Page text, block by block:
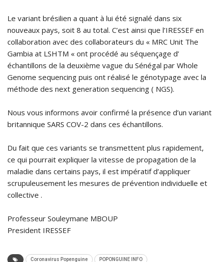
Le variant brésilien a quant à lui été signalé dans six
nouveaux pays, soit 8 au total. C’est ainsi que l’IRESSEF en
collaboration avec des collaborateurs du « MRC Unit The
Gambia at LSHTM « ont procédé au séquençage d’
échantillons de la deuxième vague du Sénégal par Whole
Genome sequencing puis ont réalisé le génotypage avec la
méthode des next generation sequencing ( NGS).
Nous vous informons avoir confirmé la présence d’un variant
britannique SARS COV-2 dans ces échantillons.
Du fait que ces variants se transmettent plus rapidement,
ce qui pourrait expliquer la vitesse de propagation de la
maladie dans certains pays, il est impératif d’appliquer
scrupuleusement les mesures de prévention individuelle et
collective .
Professeur Souleymane MBOUP
President IRESSEF
Coronavirus Popenguine POPONGUINE INFO